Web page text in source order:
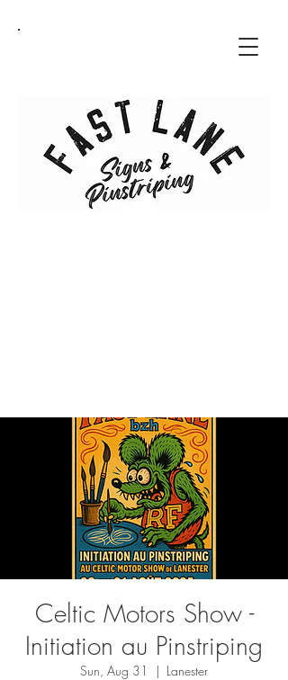
Celtic Motors Show -
Initiation au Pinstriping
Sun, Aug 31
  |
Lanester